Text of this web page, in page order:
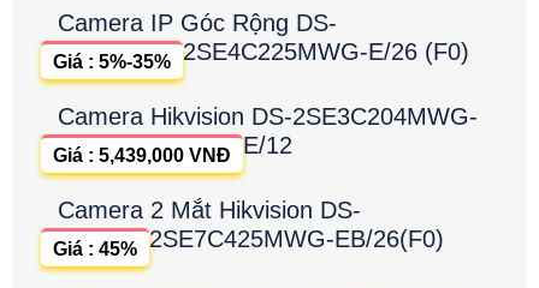
Camera IP Góc Rộng DS-
2SE4C225MWG-E/26 (F0)
Giá : 5%-35%
Camera Hikvision DS-2SE3C204MWG-
E/12
Giá : 5,439,000 VNĐ
Camera 2 Mắt Hikvision DS-
2SE7C425MWG-EB/26(F0)
Giá : 45%